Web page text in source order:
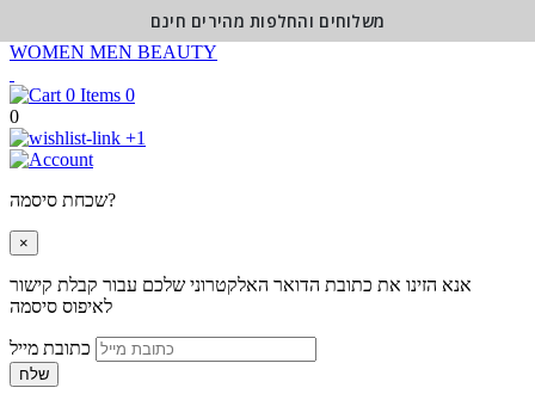
WOMEN MEN BEAUTY
0
0
+1
שכחת סיסמה?
×
אנא הזינו את כתובת הדואר האלקטרוני שלכם עבור קבלת קישור
לאיפוס סיסמה
שלח
משלוחים והחלפות מהירים חינם